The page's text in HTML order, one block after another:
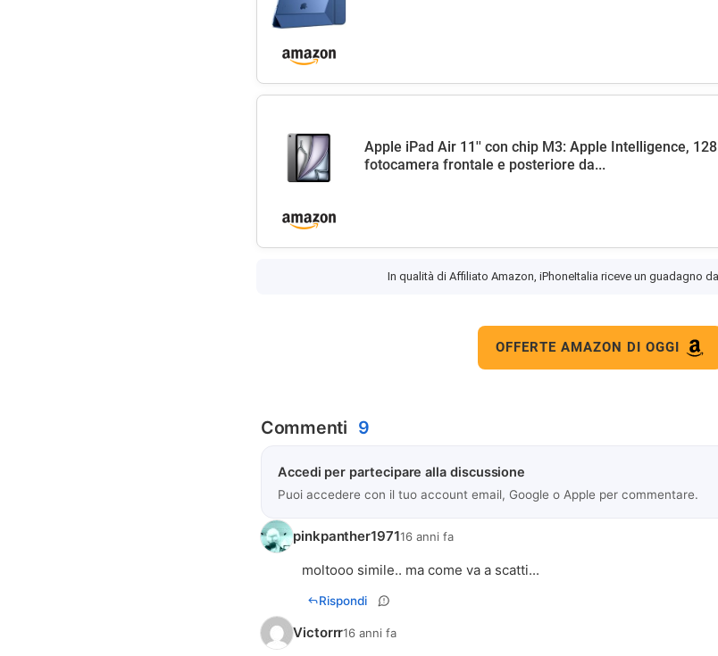
Apple iPad Air 11'' con chip M3: Apple Intelligence, 128
fotocamera frontale e posteriore da...
In qualità di Affiliato Amazon, iPhoneItalia riceve un guadagno
OFFERTE AMAZON DI OGGI
Commenti 9
Accedi per partecipare alla discussione
Puoi accedere con il tuo account email, Google o Apple per commentare.
pinkpanther197116 anni fa
moltooo simile.. ma come va a scatti...
Rispondi
Victorrr16 anni fa